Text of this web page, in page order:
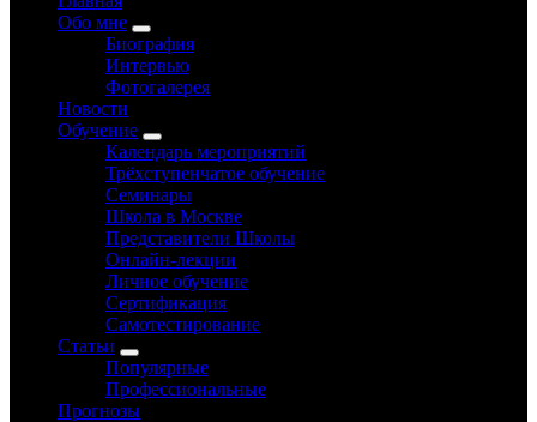
Обо мне
Биография
Интервью
Фотогалерея
Новости
Обучение
Календарь мероприятий
Трёхступенчатое обучение
Семинары
Школа в Москве
Представители Школы
Онлайн-лекции
Личное обучение
Сертификация
Самотестирование
Статьи
Популярные
Профессиональные
Прогнозы